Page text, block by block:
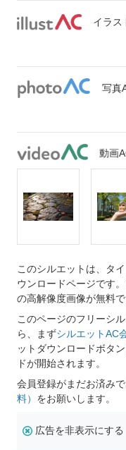
イラス
写真
動画
このシルエットは、タ
ウンロードページです
の高解像度画像が無料
このページのフリーシ
ら、まずシルエットAC
ットダウンロードボタ
ドが開始されます。
会員登録がまだお済みで
料） をお願いします。
広告を非表示にする